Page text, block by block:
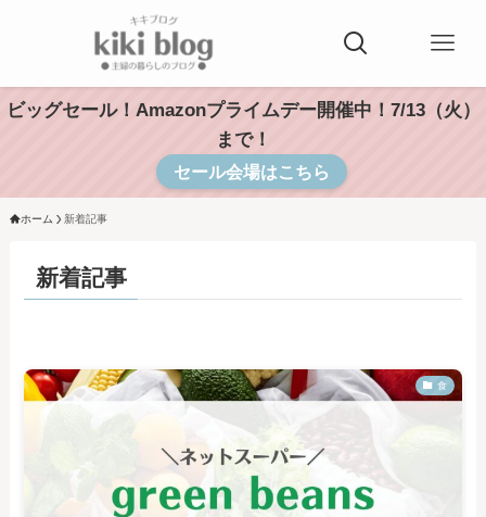
ビッグセール！Amazonプライムデー開催中！7/13（火）
まで！
セール会場はこちら
ホーム 新着記事
新着記事
食